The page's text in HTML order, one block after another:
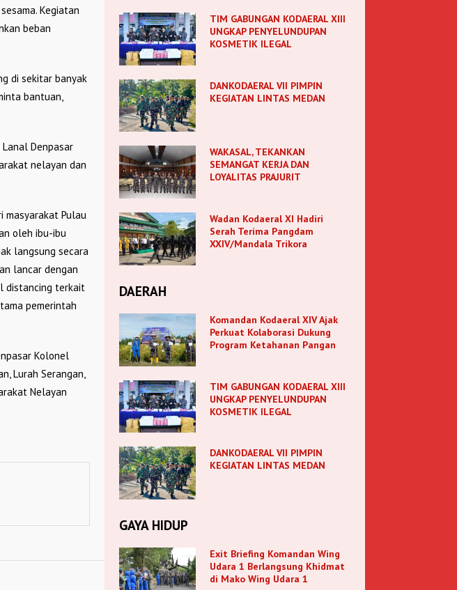
Kegiatan
beban
di sekitar banyak
bantuan,
Denpasar
nelayan dan
masyarakat Pulau
oleh ibu-ibu
langsung secara
lancar dengan
distancing terkait
pemerintah
Kolonel
Lurah Serangan,
Nelayan
TIM GABUNGAN KODAERAL XIII
UNGKAP PENYELUNDUPAN
KOSMETIK ILEGAL
DANKODAERAL VII PIMPIN
KEGIATAN LINTAS MEDAN
WAKASAL, TEKANKAN
SEMANGAT KERJA DAN
LOYALITAS PRAJURIT
Wadan Kodaeral XI Hadiri
Serah Terima Pangdam
XXIV/Mandala Trikora
DAERAH
Komandan Kodaeral XIV Ajak
Perkuat Kolaborasi Dukung
Program Ketahanan Pangan
TIM GABUNGAN KODAERAL XIII
UNGKAP PENYELUNDUPAN
KOSMETIK ILEGAL
DANKODAERAL VII PIMPIN
KEGIATAN LINTAS MEDAN
GAYA HIDUP
Exit Briefing Komandan Wing
Udara 1 Berlangsung Khidmat
di Mako Wing Udara 1